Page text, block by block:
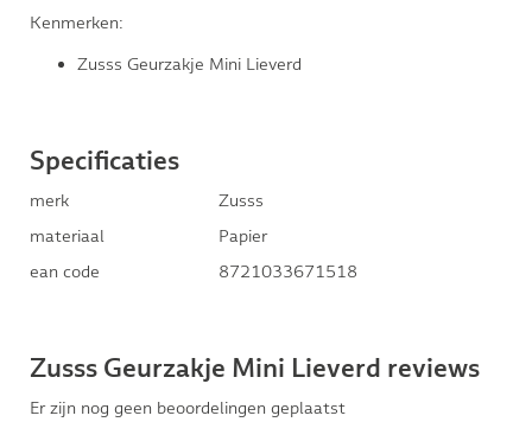
Kenmerken:
Zusss Geurzakje Mini Lieverd
Specificaties
merk
Zusss
materiaal
Papier
ean code
8721033671518
Zusss Geurzakje Mini Lieverd reviews
Er zijn nog geen beoordelingen geplaatst